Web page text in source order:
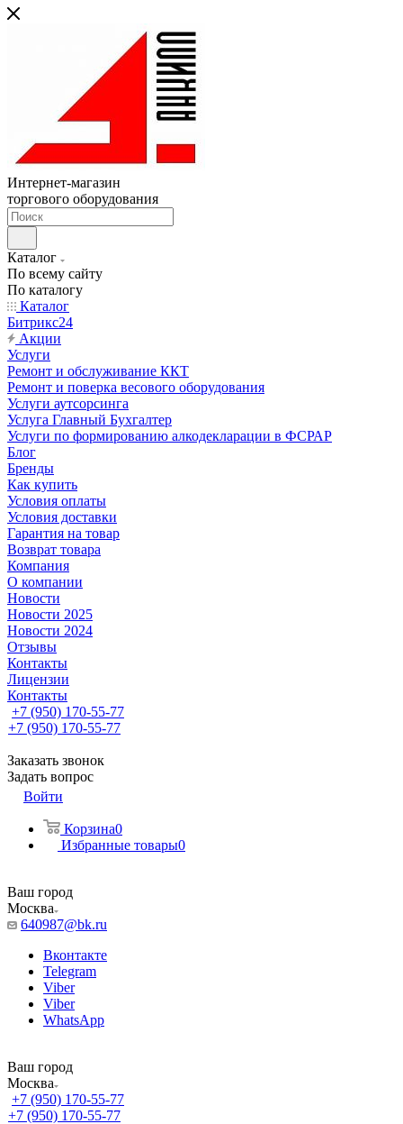
Интернет-магазин
торгового оборудования
Каталог
По всему сайту
По каталогу
Каталог
Битрикс24
Акции
Услуги
Ремонт и обслуживание ККТ
Ремонт и поверка весового оборудования
Услуги аутсорсинга
Услуга Главный Бухгалтер
Услуги по формированию алкодекларации в ФСРАР
Блог
Бренды
Как купить
Условия оплаты
Условия доставки
Гарантия на товар
Возврат товара
Компания
О компании
Новости
Новости 2025
Новости 2024
Отзывы
Контакты
Лицензии
Контакты
+7 (950) 170-55-77
+7 (950) 170-55-77
Заказать звонок
Задать вопрос
Войти
Корзина0
Избранные товары0
Ваш город
Москва
640987@bk.ru
Вконтакте
Telegram
Viber
Viber
WhatsApp
Ваш город
Москва
+7 (950) 170-55-77
+7 (950) 170-55-77